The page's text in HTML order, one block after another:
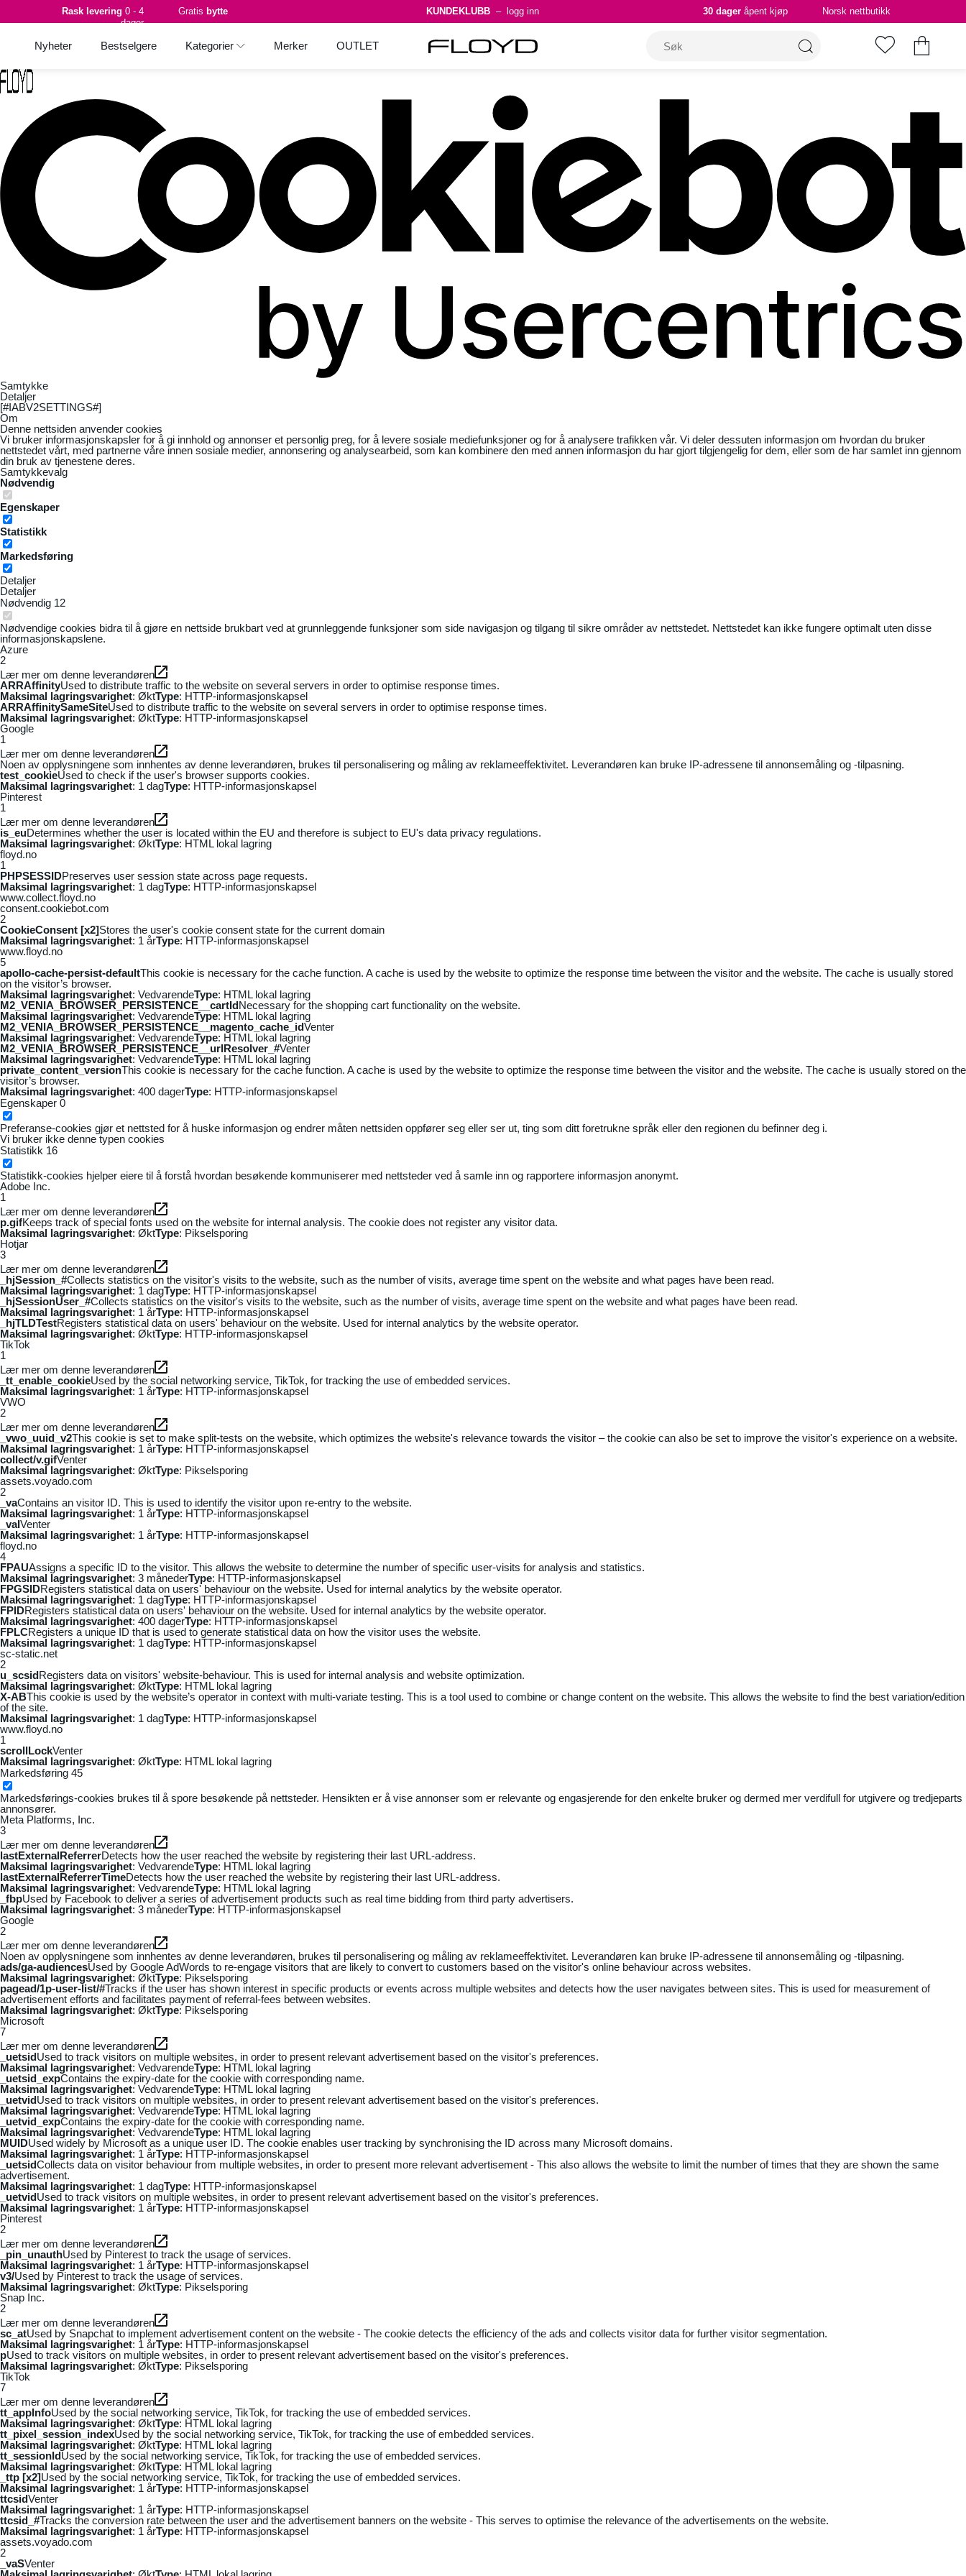
Samtykke
Detaljer
[#IABV2SETTINGS#]
Om
Denne nettsiden anvender cookies
Vi bruker informasjonskapsler for å gi innhold og annonser et personlig preg, for å levere sosiale mediefunksjoner og for å analysere trafikken vår. Vi deler dessuten informasjon om hvordan du bruker
nettstedet vårt, med partnerne våre innen sosiale medier, annonsering og analysearbeid, som kan kombinere den med annen informasjon du har gjort tilgjengelig for dem, eller som de har samlet inn gjennom
din bruk av tjenestene deres.
Samtykkevalg
Nødvendig
Egenskaper
Statistikk
Markedsføring
Detaljer
Detaljer
Nødvendig 12
Nødvendige cookies bidra til å gjøre en nettside brukbart ved at grunnleggende funksjoner som side navigasjon og tilgang til sikre områder av nettstedet. Nettstedet kan ikke fungere optimalt uten disse
informasjonskapslene.
Azure
2
Lær mer om denne leverandøren
ARRAffinityUsed to distribute traffic to the website on several servers in order to optimise response times.
Maksimal lagringsvarighet: ØktType: HTTP-informasjonskapsel
ARRAffinitySameSiteUsed to distribute traffic to the website on several servers in order to optimise response times.
Maksimal lagringsvarighet: ØktType: HTTP-informasjonskapsel
Google
1
Lær mer om denne leverandøren
Noen av opplysningene som innhentes av denne leverandøren, brukes til personalisering og måling av reklameeffektivitet. Leverandøren kan bruke IP-adressene til annonsemåling og -tilpasning.
test_cookieUsed to check if the user's browser supports cookies.
Maksimal lagringsvarighet: 1 dagType: HTTP-informasjonskapsel
Pinterest
1
Lær mer om denne leverandøren
is_euDetermines whether the user is located within the EU and therefore is subject to EU's data privacy regulations.
Maksimal lagringsvarighet: ØktType: HTML lokal lagring
floyd.no
1
PHPSESSIDPreserves user session state across page requests.
Maksimal lagringsvarighet: 1 dagType: HTTP-informasjonskapsel
www.collect.floyd.no
consent.cookiebot.com
2
CookieConsent [x2]Stores the user's cookie consent state for the current domain
Maksimal lagringsvarighet: 1 årType: HTTP-informasjonskapsel
www.floyd.no
5
apollo-cache-persist-defaultThis cookie is necessary for the cache function. A cache is used by the website to optimize the response time between the visitor and the website. The cache is usually stored
on the visitor’s browser.
Maksimal lagringsvarighet: VedvarendeType: HTML lokal lagring
M2_VENIA_BROWSER_PERSISTENCE__cartIdNecessary for the shopping cart functionality on the website.
Maksimal lagringsvarighet: VedvarendeType: HTML lokal lagring
M2_VENIA_BROWSER_PERSISTENCE__magento_cache_idVenter
Maksimal lagringsvarighet: VedvarendeType: HTML lokal lagring
M2_VENIA_BROWSER_PERSISTENCE__urlResolver_#Venter
Maksimal lagringsvarighet: VedvarendeType: HTML lokal lagring
private_content_versionThis cookie is necessary for the cache function. A cache is used by the website to optimize the response time between the visitor and the website. The cache is usually stored on the
visitor’s browser.
Maksimal lagringsvarighet: 400 dagerType: HTTP-informasjonskapsel
Egenskaper 0
Preferanse-cookies gjør et nettsted for å huske informasjon og endrer måten nettsiden oppfører seg eller ser ut, ting som ditt foretrukne språk eller den regionen du befinner deg i.
Vi bruker ikke denne typen cookies
Statistikk 16
Statistikk-cookies hjelper eiere til å forstå hvordan besøkende kommuniserer med nettsteder ved å samle inn og rapportere informasjon anonymt.
Adobe Inc.
1
Lær mer om denne leverandøren
p.gifKeeps track of special fonts used on the website for internal analysis. The cookie does not register any visitor data.
Maksimal lagringsvarighet: ØktType: Pikselsporing
Hotjar
3
Lær mer om denne leverandøren
_hjSession_#Collects statistics on the visitor's visits to the website, such as the number of visits, average time spent on the website and what pages have been read.
Maksimal lagringsvarighet: 1 dagType: HTTP-informasjonskapsel
_hjSessionUser_#Collects statistics on the visitor's visits to the website, such as the number of visits, average time spent on the website and what pages have been read.
Maksimal lagringsvarighet: 1 årType: HTTP-informasjonskapsel
_hjTLDTestRegisters statistical data on users' behaviour on the website. Used for internal analytics by the website operator.
Maksimal lagringsvarighet: ØktType: HTTP-informasjonskapsel
TikTok
1
Lær mer om denne leverandøren
_tt_enable_cookieUsed by the social networking service, TikTok, for tracking the use of embedded services.
Maksimal lagringsvarighet: 1 årType: HTTP-informasjonskapsel
VWO
2
Lær mer om denne leverandøren
_vwo_uuid_v2This cookie is set to make split-tests on the website, which optimizes the website's relevance towards the visitor – the cookie can also be set to improve the visitor's experience on a website.
Maksimal lagringsvarighet: 1 årType: HTTP-informasjonskapsel
collect/v.gifVenter
Maksimal lagringsvarighet: ØktType: Pikselsporing
assets.voyado.com
2
_vaContains an visitor ID. This is used to identify the visitor upon re-entry to the website.
Maksimal lagringsvarighet: 1 årType: HTTP-informasjonskapsel
_vaIVenter
Maksimal lagringsvarighet: 1 årType: HTTP-informasjonskapsel
floyd.no
4
FPAUAssigns a specific ID to the visitor. This allows the website to determine the number of specific user-visits for analysis and statistics.
Maksimal lagringsvarighet: 3 månederType: HTTP-informasjonskapsel
FPGSIDRegisters statistical data on users' behaviour on the website. Used for internal analytics by the website operator.
Maksimal lagringsvarighet: 1 dagType: HTTP-informasjonskapsel
FPIDRegisters statistical data on users' behaviour on the website. Used for internal analytics by the website operator.
Maksimal lagringsvarighet: 400 dagerType: HTTP-informasjonskapsel
FPLCRegisters a unique ID that is used to generate statistical data on how the visitor uses the website.
Maksimal lagringsvarighet: 1 dagType: HTTP-informasjonskapsel
sc-static.net
2
u_scsidRegisters data on visitors' website-behaviour. This is used for internal analysis and website optimization.
Maksimal lagringsvarighet: ØktType: HTML lokal lagring
X-ABThis cookie is used by the website’s operator in context with multi-variate testing. This is a tool used to combine or change content on the website. This allows the website to find the best variation/edition
of the site.
Maksimal lagringsvarighet: 1 dagType: HTTP-informasjonskapsel
www.floyd.no
1
scrollLockVenter
Maksimal lagringsvarighet: ØktType: HTML lokal lagring
Markedsføring 45
Markedsførings-cookies brukes til å spore besøkende på nettsteder. Hensikten er å vise annonser som er relevante og engasjerende for den enkelte bruker og dermed mer verdifull for utgivere og tredjeparts
annonsører.
Meta Platforms, Inc.
3
Lær mer om denne leverandøren
lastExternalReferrerDetects how the user reached the website by registering their last URL-address.
Maksimal lagringsvarighet: VedvarendeType: HTML lokal lagring
lastExternalReferrerTimeDetects how the user reached the website by registering their last URL-address.
Maksimal lagringsvarighet: VedvarendeType: HTML lokal lagring
_fbpUsed by Facebook to deliver a series of advertisement products such as real time bidding from third party advertisers.
Maksimal lagringsvarighet: 3 månederType: HTTP-informasjonskapsel
Google
2
Lær mer om denne leverandøren
Noen av opplysningene som innhentes av denne leverandøren, brukes til personalisering og måling av reklameeffektivitet. Leverandøren kan bruke IP-adressene til annonsemåling og -tilpasning.
ads/ga-audiencesUsed by Google AdWords to re-engage visitors that are likely to convert to customers based on the visitor's online behaviour across websites.
Maksimal lagringsvarighet: ØktType: Pikselsporing
pagead/1p-user-list/#Tracks if the user has shown interest in specific products or events across multiple websites and detects how the user navigates between sites. This is used for measurement of
advertisement efforts and facilitates payment of referral-fees between websites.
Maksimal lagringsvarighet: ØktType: Pikselsporing
Microsoft
7
Lær mer om denne leverandøren
_uetsidUsed to track visitors on multiple websites, in order to present relevant advertisement based on the visitor's preferences.
Maksimal lagringsvarighet: VedvarendeType: HTML lokal lagring
_uetsid_expContains the expiry-date for the cookie with corresponding name.
Maksimal lagringsvarighet: VedvarendeType: HTML lokal lagring
_uetvidUsed to track visitors on multiple websites, in order to present relevant advertisement based on the visitor's preferences.
Maksimal lagringsvarighet: VedvarendeType: HTML lokal lagring
_uetvid_expContains the expiry-date for the cookie with corresponding name.
Maksimal lagringsvarighet: VedvarendeType: HTML lokal lagring
MUIDUsed widely by Microsoft as a unique user ID. The cookie enables user tracking by synchronising the ID across many Microsoft domains.
Maksimal lagringsvarighet: 1 årType: HTTP-informasjonskapsel
_uetsidCollects data on visitor behaviour from multiple websites, in order to present more relevant advertisement - This also allows the website to limit the number of times that they are shown the same
advertisement.
Maksimal lagringsvarighet: 1 dagType: HTTP-informasjonskapsel
_uetvidUsed to track visitors on multiple websites, in order to present relevant advertisement based on the visitor's preferences.
Maksimal lagringsvarighet: 1 årType: HTTP-informasjonskapsel
Pinterest
2
Lær mer om denne leverandøren
_pin_unauthUsed by Pinterest to track the usage of services.
Maksimal lagringsvarighet: 1 årType: HTTP-informasjonskapsel
v3/Used by Pinterest to track the usage of services.
Maksimal lagringsvarighet: ØktType: Pikselsporing
Snap Inc.
2
Lær mer om denne leverandøren
sc_atUsed by Snapchat to implement advertisement content on the website - The cookie detects the efficiency of the ads and collects visitor data for further visitor segmentation.
Maksimal lagringsvarighet: 1 årType: HTTP-informasjonskapsel
pUsed to track visitors on multiple websites, in order to present relevant advertisement based on the visitor's preferences.
Maksimal lagringsvarighet: ØktType: Pikselsporing
TikTok
7
Lær mer om denne leverandøren
tt_appInfoUsed by the social networking service, TikTok, for tracking the use of embedded services.
Maksimal lagringsvarighet: ØktType: HTML lokal lagring
tt_pixel_session_indexUsed by the social networking service, TikTok, for tracking the use of embedded services.
Maksimal lagringsvarighet: ØktType: HTML lokal lagring
tt_sessionIdUsed by the social networking service, TikTok, for tracking the use of embedded services.
Maksimal lagringsvarighet: ØktType: HTML lokal lagring
_ttp [x2]Used by the social networking service, TikTok, for tracking the use of embedded services.
Maksimal lagringsvarighet: 1 årType: HTTP-informasjonskapsel
ttcsidVenter
Maksimal lagringsvarighet: 1 årType: HTTP-informasjonskapsel
ttcsid_#Tracks the conversion rate between the user and the advertisement banners on the website - This serves to optimise the relevance of the advertisements on the website.
Maksimal lagringsvarighet: 1 årType: HTTP-informasjonskapsel
assets.voyado.com
2
_vaSVenter
Rask levering 0 - 4
dager
Gratis bytte KUNDEKLUBB – logg inn 30 dager åpent kjøp Norsk nettbutikk
Nyheter Bestselgere Kategorier Merker OUTLET